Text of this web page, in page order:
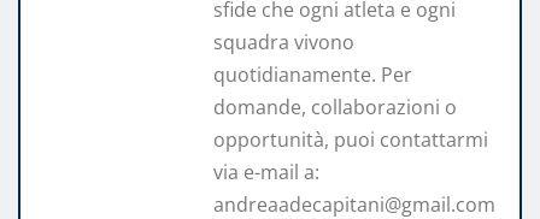
sfide che ogni atleta e ogni
squadra vivono
quotidianamente. Per
domande, collaborazioni o
opportunità, puoi contattarmi
via e-mail a:
andreaadecapitani@gmail.com